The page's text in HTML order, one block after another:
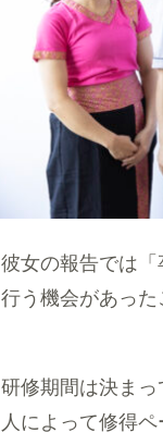
彼女の報告では
行う機会があった
研修期間は決まっ
人によって修得ペ